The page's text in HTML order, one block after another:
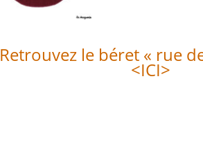
Retrouvez le béret « rue
<ICI>